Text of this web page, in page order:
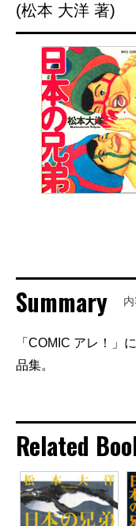
(松本 大洋 著)
Summary
「COMIC アレ！」
品集。
Related